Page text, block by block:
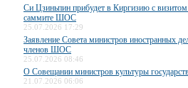
Си Цзиньпин прибудет в Киргизию с
саммите ШОС
25.07.2026 17:29
Заявление Совета министров иностранных
членов ШОС
25.07.2026 08:46
О Совещании министров культуры
21.07.2026 06:06